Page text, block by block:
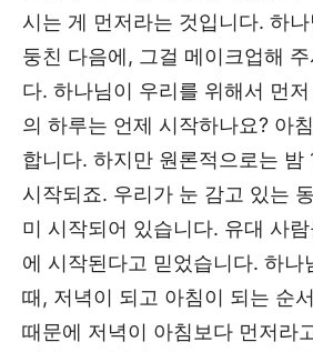
시는 게 먼저라는 것입니다. 하
둥친 다음에, 그걸 메이크업해
다. 하나님이 우리를 위해서 먼
의 하루는 언제 시작하나요? 아
합니다. 하지만 원론적으로는 밤
시작되죠. 우리가 눈 감고 있는
미 시작되어 있습니다. 유대 사
에 시작된다고 믿었습니다. 하나
때, 저녁이 되고 아침이 되는 순
때문에 저녁이 아침보다 먼저라